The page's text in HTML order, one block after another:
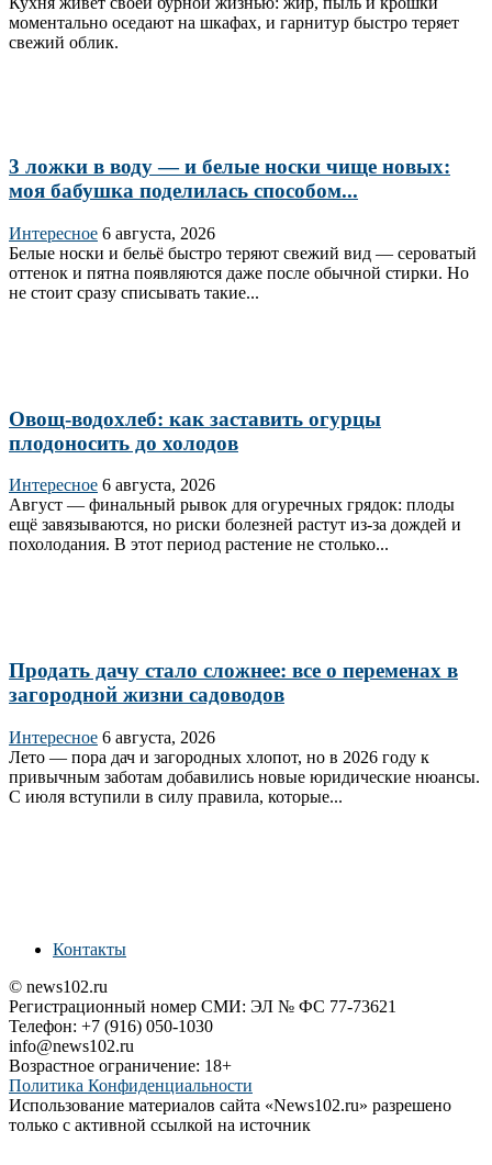
моментально оседают на шкафах, и гарнитур быстро теряет
свежий облик.
3 ложки в воду — и белые носки чище новых:
моя бабушка поделилась способом...
Интересное 6 августа, 2026
Белые носки и бельё быстро теряют свежий вид — сероватый
оттенок и пятна появляются даже после обычной стирки. Но
не стоит сразу списывать такие...
Овощ-водохлеб: как заставить огурцы
плодоносить до холодов
Интересное 6 августа, 2026
Август — финальный рывок для огуречных грядок: плоды
ещё завязываются, но риски болезней растут из‑за дождей и
похолодания. В этот период растение не столько...
Продать дачу стало сложнее: все о переменах в
загородной жизни садоводов
Интересное 6 августа, 2026
Лето — пора дач и загородных хлопот, но в 2026 году к
привычным заботам добавились новые юридические нюансы.
С июля вступили в силу правила, которые...
Контакты
© news102.ru
Регистрационный номер СМИ: ЭЛ № ФС 77-73621
Телефон: +7 (916) 050-1030
info@news102.ru
Возрастное ограничение: 18+
Политика Конфиденциальности
Использование материалов сайта «News102.ru» разрешено
только с активной ссылкой на источник